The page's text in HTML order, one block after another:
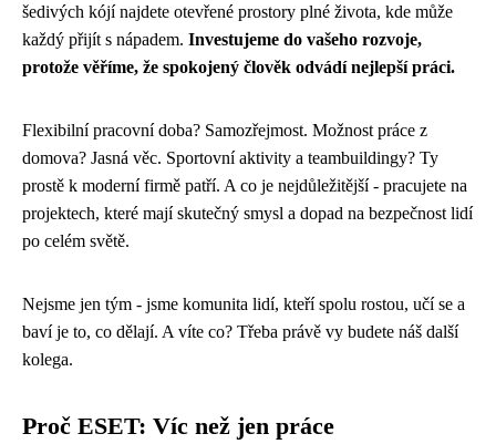
šedivých kójí najdete otevřené prostory plné života, kde může
každý přijít s nápadem. Investujeme do vašeho rozvoje,
protože věříme, že spokojený člověk odvádí nejlepší práci.
Flexibilní pracovní doba? Samozřejmost. Možnost práce z
domova? Jasná věc. Sportovní aktivity a teambuildingy? Ty
prostě k moderní firmě patří. A co je nejdůležitější - pracujete na
projektech, které mají skutečný smysl a dopad na bezpečnost lidí
po celém světě.
Nejsme jen tým - jsme komunita lidí, kteří spolu rostou, učí se a
baví je to, co dělají. A víte co? Třeba právě vy budete náš další
kolega.
Proč ESET: Víc než jen práce